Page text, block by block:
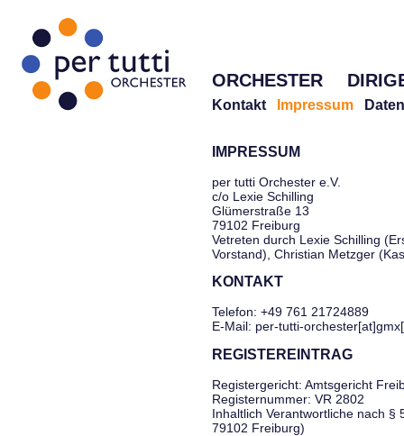
ORCHESTER
Kontakt Impressum
IMPRESSUM
per tutti Orchester e.V.
c/o Lexie Schilling
Glümerstraße 13
79102 Freiburg
Vetreten durch Lexie Schilling
Vorstand), Christian Metzger
KONTAKT
Telefon: +49 761 21724889
E-Mail: per-tutti-
REGISTEREINTRAG
Registergericht: Amtsgericht
Registernummer: VR 2802
Inhaltlich Verantwortliche nach §
79102 Freiburg)